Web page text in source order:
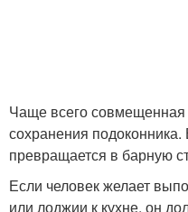
Чаще всего совмещенная
сохранения
превращается в барную
Если человек желает
или лоджии к кухне, он